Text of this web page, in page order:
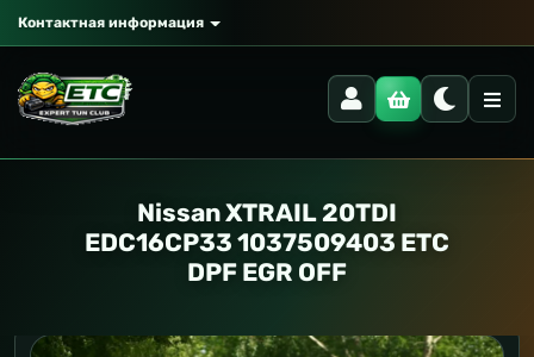
Контактная информация
Nissan XTRAIL 20TDI
EDC16CP33 1037509403 ETC
DPF EGR OFF